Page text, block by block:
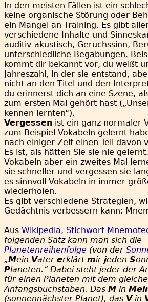
In den meisten Fällen ist ein
keine organische Störung oder
ein Mangel an Training. Es gibt
verschiedene Inhalte und
auditiv-akustisch, Geruchssinn,
unterschiedliche Begabungen.
kommt dir bekannt vor, du weißt
Jahreszahl, in der sie entstand,
nicht an den Titel und den
du erinnerst dich an eine Szene,
zum ersten Mal gehört hast
kennen lernten“).
Vergessen ist ein ganz normaler
zum Beispiel Vokabeln gelernt
nach einiger Zeit einen Teil davon
Es ist, als hätten Sie sie nie
Vokabeln aber ein zweites Mal
sie schneller und vergessen sie
es sinnvoll Vokabeln in immer
wiederholen.
Es gibt verschiedene Strategien,
Gedächtnis verbessern kann:
Aus Wikipedia, Stichwort
folgenden Satz kann man sich die
Planetenreihenfolge (von der
„Mein Vater erklärt mir jeden S
Planeten.“ Dabei steht jeder der
für einen Planeten mit dem
Anfangsbuchstaben. Das M in
(sonnennächster Planet), das V in